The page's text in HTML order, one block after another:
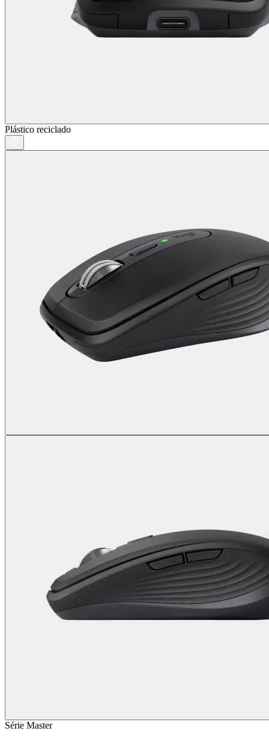
Plástico reciclado
Série Master